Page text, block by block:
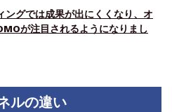
ングでは成果が出にくくなり、オ
が注目されるようになりまし
ルの違い